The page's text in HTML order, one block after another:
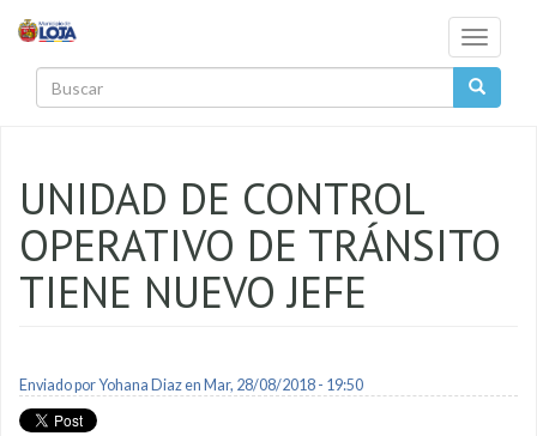
Toggle
UNIDAD DE CONTROL
OPERATIVO DE TRÁNSITO
TIENE NUEVO JEFE
Enviado porYohana Diazen Mar, 28/08/2018 - 19:50